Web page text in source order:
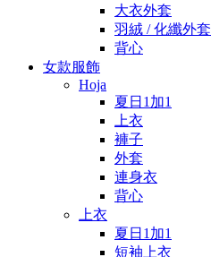
大衣外套
羽絨 / 化纖外套
背心
女款服飾
Hoja
夏日1加1
上衣
褲子
外套
連身衣
背心
上衣
夏日1加1
短袖上衣